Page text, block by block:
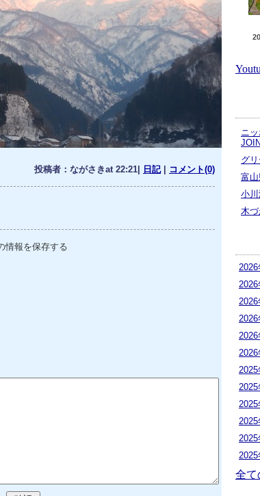
投稿者：ながさきat 22:21| 日記| コメント(0)
情報を保存する
ニ
JOIN
グ
富
小
木
2026
2026
2026
2025
2025
2025
2025
2025
2025
全て